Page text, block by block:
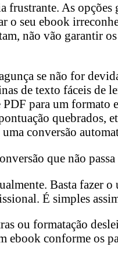
As opções
o seu ebook
não vão garantir
se não for
de texto fáceis de
para um
quebrados,
conversão
que não
Basta fazer
É simples
ou formatação
conforme os